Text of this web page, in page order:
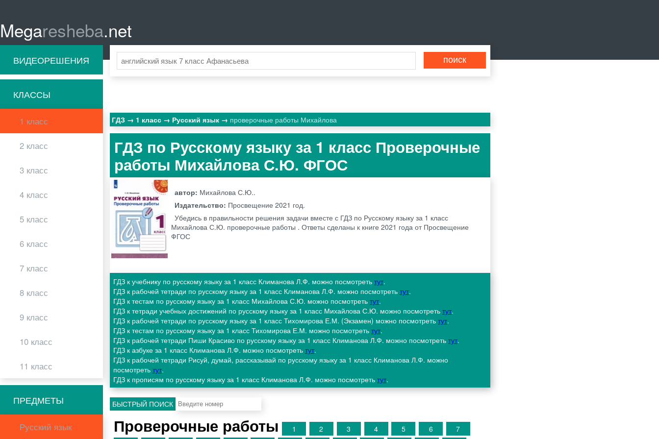
Megaresheba.net
ВИДЕОРЕШЕНИЯ
КЛАССЫ
1 класс
2 класс
3 класс
4 класс
5 класс
6 класс
7 класс
8 класс
9 класс
10 класс
11 класс
ПРЕДМЕТЫ
Русский язык
ГДЗ 1 класс Русский язык проверочные работы Михайлова
ГДЗ по Русскому языку за 1 класс Проверочные
работы Михайлова С.Ю. ФГОС
автор: Михайлова С.Ю..
Издательство: Просвещение 2021 год.
Убедись в правильности решения задачи вместе с ГДЗ по Русскому языку за 1 класс
Михайлова С.Ю. проверочные работы . Ответы сделаны к книге 2021 года от Просвещение
ФГОС
ГДЗ к учебнику по русскому языку за 1 класс Климанова Л.Ф. можно посмотреть тут.
ГДЗ к рабочей тетради по русскому языку за 1 класс Климанова Л.Ф. можно посмотреть тут.
ГДЗ к тестам по русскому языку за 1 класс Михайлова С.Ю. можно посмотреть тут.
ГДЗ к тетради учебных достижений по русскому языку за 1 класс Михайлова С.Ю. можно посмотреть тут.
ГДЗ к рабочей тетради по русскому языку за 1 класс Тихомирова Е.М. (Экзамен) можно посмотреть тут.
ГДЗ к тестам по русскому языку за 1 класс Тихомирова Е.М. можно посмотреть тут.
ГДЗ к рабочей тетради Пиши Красиво по русскому языку за 1 класс Климанова Л.Ф. можно посмотреть тут.
ГДЗ к азбуке за 1 класс Климанова Л.Ф. можно посмотреть тут.
ГДЗ к рабочей тетради Рисуй, думай, рассказывай по русскому языку за 1 класс Климанова Л.Ф. можно
посмотреть тут.
ГДЗ к прописям по русскому языку за 1 класс Климанова Л.Ф. можно посмотреть тут.
БЫСТРЫЙ ПОИСК
Проверочные работы 1 2 3 4 5 6 7